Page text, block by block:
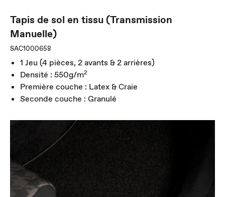
Tapis de sol en tissu (Transmission
Manuelle)
SAC1000658
1 Jeu (4 pièces, 2 avants & 2 arrières)
Densité : 550g/m2
Première couche : Latex & Craie
Seconde couche : Granulé